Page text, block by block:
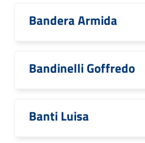
Bandera Armida
Bandinelli Goffredo
Banti Luisa